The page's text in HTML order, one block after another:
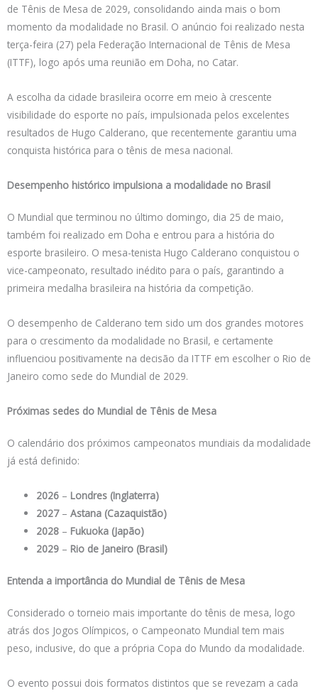
de Tênis de Mesa de 2029, consolidando ainda mais o bom
momento da modalidade no Brasil. O anúncio foi realizado nesta
terça-feira (27) pela Federação Internacional de Tênis de Mesa
(ITTF), logo após uma reunião em Doha, no Catar.
A escolha da cidade brasileira ocorre em meio à crescente
visibilidade do esporte no país, impulsionada pelos excelentes
resultados de Hugo Calderano, que recentemente garantiu uma
conquista histórica para o tênis de mesa nacional.
Desempenho histórico impulsiona a modalidade no Brasil
O Mundial que terminou no último domingo, dia 25 de maio,
também foi realizado em Doha e entrou para a história do
esporte brasileiro. O mesa-tenista Hugo Calderano conquistou o
vice-campeonato, resultado inédito para o país, garantindo a
primeira medalha brasileira na história da competição.
O desempenho de Calderano tem sido um dos grandes motores
para o crescimento da modalidade no Brasil, e certamente
influenciou positivamente na decisão da ITTF em escolher o Rio de
Janeiro como sede do Mundial de 2029.
Próximas sedes do Mundial de Tênis de Mesa
O calendário dos próximos campeonatos mundiais da modalidade
já está definido:
2026 – Londres (Inglaterra)
2027–Astana (Cazaquistão)
2028 – Fukuoka (Japão)
2029 – Rio de Janeiro (Brasil)
Entenda a importância do Mundial de Tênis de Mesa
Considerado o torneio mais importante do tênis de mesa, logo
atrás dos Jogos Olímpicos, o Campeonato Mundial tem mais
peso, inclusive, do que a própria Copa do Mundo da modalidade.
O evento possui dois formatos distintos que se revezam a cada